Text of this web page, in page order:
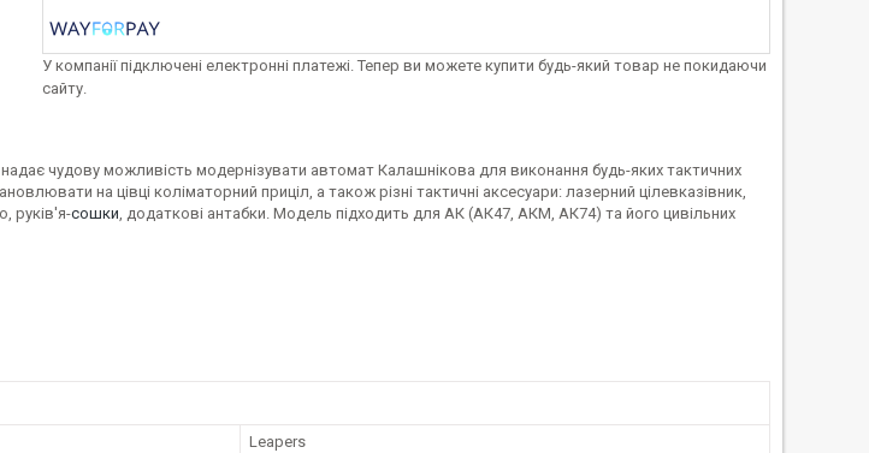
У компанії підключені електронні платежі. Тепер ви можете купити будь-який товар не покидаючи
сайту.
чудову можливість модернізувати автомат Калашнікова для виконання будь-яких тактичних
на цівці коліматорний приціл, а також різні тактичні аксесуари: лазерний цілевказівник,
руків'я-сошки, додаткові антабки. Модель підходить для АК (АК47, АКМ, АК74) та його цивільних
Leapers